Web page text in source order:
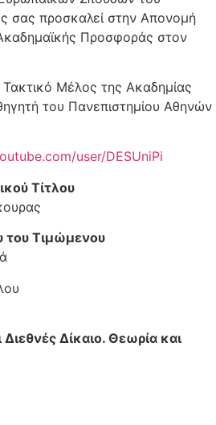
σας προσκαλεί στην Απονομή
Προσφοράς στον
Τακτικό Μέλος της Ακαδημίας
του Πανεπιστημίου Αθηνών
user/DESUniPi
Τίτλου
του Τιμώμενου
Διεθνές Δίκαιο. Θεωρία και